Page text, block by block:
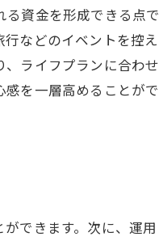
資金を形成できる点で
などのイベントを控え
ライフプランに合わせ
を一層高めることがで
できます。次に、運用